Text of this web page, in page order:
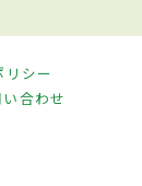
シー
合わせ